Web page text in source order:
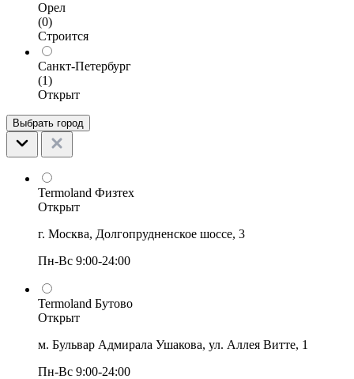
Орел
(0)
Строится
Санкт-Петербург
(1)
Открыт
Выбрать город
Termoland Физтех
Открыт
г. Москва, Долгопрудненское шоссе, 3
Пн-Вс 9:00-24:00
Termoland Бутово
Открыт
м. Бульвар Адмирала Ушакова, ул. Аллея Витте, 1
Пн-Вс 9:00-24:00